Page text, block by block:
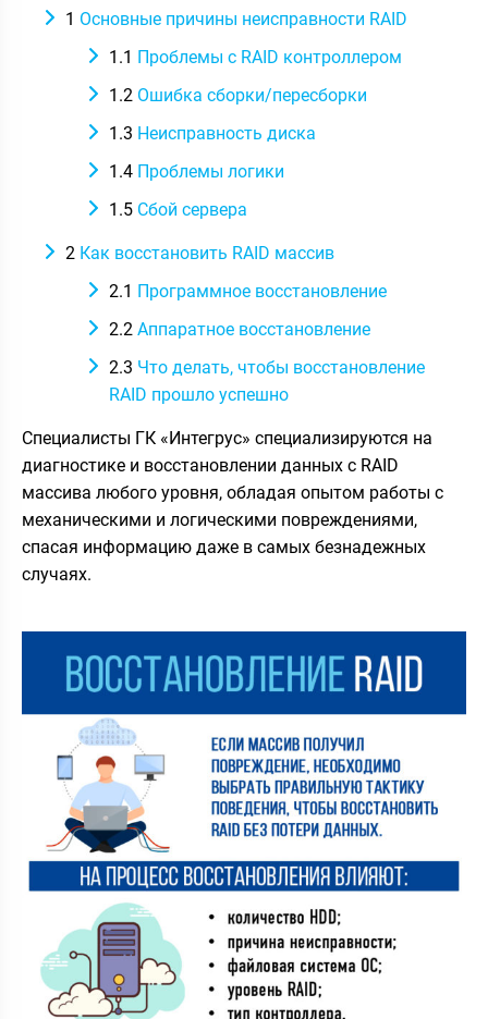
1 Основные причины неисправности RAID
1.1 Проблемы c RAID контроллером
1.2 Ошибка сборки/пересборки
1.3 Неисправность диска
1.4 Проблемы логики
1.5 Сбой сервера
2 Как восстановить RAID массив
2.1 Программное восстановление
2.2 Аппаратное восстановление
2.3 Что делать, чтобы восстановление
RAID прошло успешно
Специалисты ГК «Интегрус» специализируются на
диагностике и восстановлении данных с RAID
массива любого уровня, обладая опытом работы с
механическими и логическими повреждениями,
спасая информацию даже в самых безнадежных
случаях.